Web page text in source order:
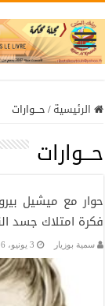
الرئيسية/حـــوارات
حـــوارات
حوار مع ميشيل
فكرة امتلاك جسد
سمية بوزيار 3 يونيو، 2026